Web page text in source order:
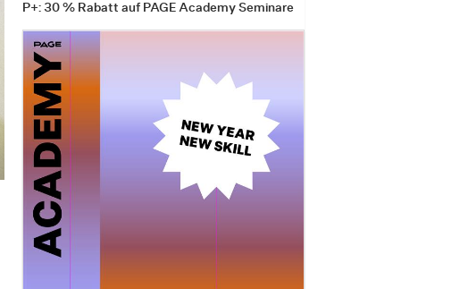
P+: 30 % Rabatt auf PAGE Academy Seminare